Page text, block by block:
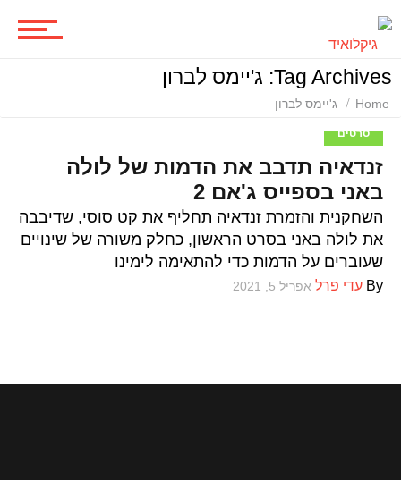
ביקורות סרטים
משחקים
Tag Archives: ג'יימס לברון
Home ג'יימס לברון
סרטים
זנדאיה תדבב את הדמות של לולה
באני בספייס ג'אם 2
השחקנית והזמרת זנדאיה תחליף את קט סוסי, שדיבבה
את לולה באני בסרט הראשון, כחלק משורה של שינויים
שעוברים על הדמות כדי להתאימה לימינו
By עדי פרל אפריל 5, 2021